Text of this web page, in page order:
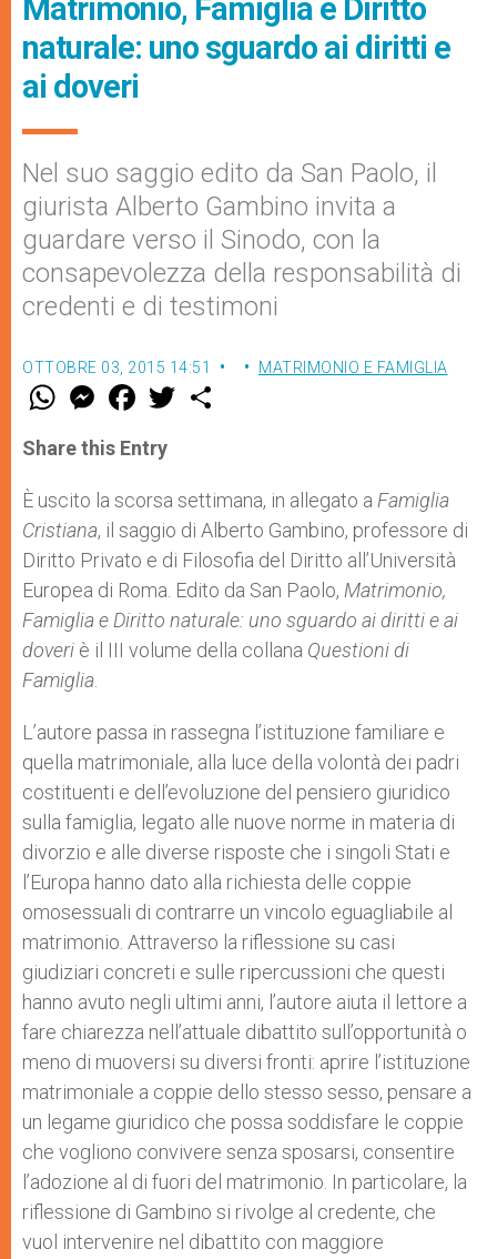
Matrimonio, Famiglia e Diritto
naturale: uno sguardo ai diritti e
ai doveri
Nel suo saggio edito da San Paolo, il
giurista Alberto Gambino invita a
guardare verso il Sinodo, con la
consapevolezza della responsabilità di
credenti e di testimoni
OTTOBRE 03, 2015 14:51 MATRIMONIO E FAMIGLIA
W
t
s
p
p
M
e
s
e
g
e
F
a
e
b
o
k
w
r
Share this Entry
È uscito la scorsa settimana, in allegato a Famiglia
Cristiana, il saggio di Alberto Gambino, professore di
Diritto Privato e di Filosofia del Diritto all’Università
Europea di Roma. Edito da San Paolo, Matrimonio,
Famiglia e Diritto naturale: uno sguardo ai diritti e ai
doveri è il III volume della collana Questioni di
Famiglia.
L’autore passa in rassegna l’istituzione familiare e
quella matrimoniale, alla luce della volontà dei padri
costituenti e dell’evoluzione del pensiero giuridico
sulla famiglia, legato alle nuove norme in materia di
divorzio e alle diverse risposte che i singoli Stati e
l’Europa hanno dato alla richiesta delle coppie
omosessuali di contrarre un vincolo eguagliabile al
matrimonio. Attraverso la riflessione su casi
giudiziari concreti e sulle ripercussioni che questi
hanno avuto negli ultimi anni, l’autore aiuta il lettore a
fare chiarezza nell’attuale dibattito sull’opportunità o
meno di muoversi su diversi fronti: aprire l’istituzione
matrimoniale a coppie dello stesso sesso, pensare a
un legame giuridico che possa soddisfare le coppie
che vogliono convivere senza sposarsi, consentire
l’adozione al di fuori del matrimonio. In particolare, la
riflessione di Gambino si rivolge al credente, che
vuol intervenire nel dibattito con maggiore